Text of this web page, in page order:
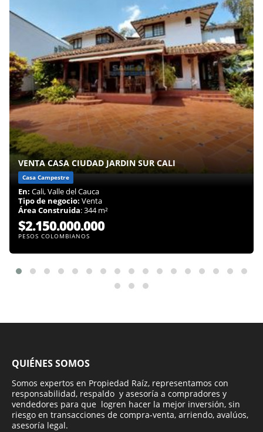
VENTA CASA CIUDAD JARDIN SUR CALI
Casa Campestre
En: Cali, Valle del Cauca
Tipo de negocio: Venta
Área Construida: 344 m²
$2.150.000.000
PESOS COLOMBIANOS
QUIÉNES SOMOS
Somos expertos en Propiedad Raíz, representamos con
responsabilidad, respaldo y asesoría a compradores y
vendedores para que logren hacer la mejor inversión, sin
riesgo en transacciones de compra-venta, arriendo, avalúos,
asesoría legal.